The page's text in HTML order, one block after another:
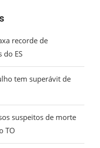
recorde de
do ES
tem superávit de
suspeitos de morte
TO